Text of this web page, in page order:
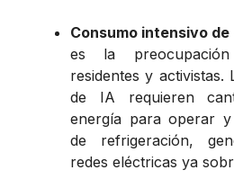
Consumo intensivo
es la
residentes y activistas.
de IA requieren
energía para operar y
de refrigeración,
redes eléctricas ya